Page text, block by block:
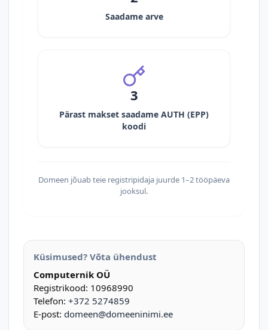
Saadame arve
3
Pärast makset saadame AUTH (EPP)
koodi
Domeen jõuab teie registripidaja juurde 1–2 tööpäeva
jooksul.
Küsimused? Võta ühendust
Computernik OÜ
Registrikood: 10968990
Telefon: +372 5274859
E-post: domeen@domeeninimi.ee